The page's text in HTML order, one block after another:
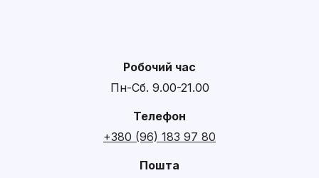
Робочий час
Пн-Сб. 9.00-21.00
Телефон
+380 (96) 183 97 80
Пошта